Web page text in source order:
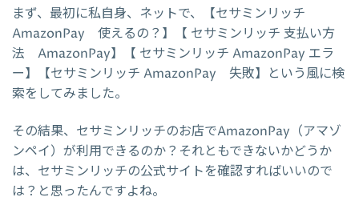
まず、最初に私自身、ネットで、【セサミンリッチ
AmazonPay 使えるの？】【 セサミンリッチ 支払い方
法 AmazonPay】【 セサミンリッチ AmazonPay エラ
ー】【セサミンリッチ AmazonPay 失敗】という風に検
索をしてみました。
その結果、セサミンリッチのお店でAmazonPay（アマゾ
ンペイ）が利用できるのか？それともできないかどうか
は、セサミンリッチの公式サイトを確認すればいいので
は？と思ったんですよね。